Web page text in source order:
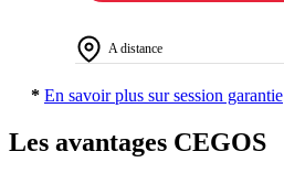
A distance
* En savoir plus sur session garantie
Les avantages CEGOS